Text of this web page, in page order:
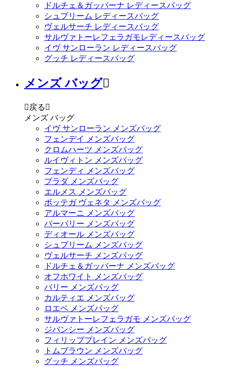
ドルチェ＆ガッバーナ レディースバッグ
シュプリーム レディースバッグ
ヴェルサーチ レディースバッグ
サルヴァトーレフェラガモレディースバッグ
イヴ サンローラン レディースバッグ
グッチ レディースバッグ
メンズ バッグ
 戻る 
メンズ バッグ
イヴ サンローラン メンズバッグ
フェンデイ メンズバッグ
クロムハーツ メンズバッグ
ルイヴィトン メンズバッグ
フェンディ メンズバッグ
プラダ メンズバッグ
エルメス メンズバッグ
ボッテガ ヴェネタ メンズバッグ
アルマーニ メンズバッグ
バーバリー メンズバッグ
ディオール メンズバッグ
シュプリーム メンズバッグ
ヴェルサーチ メンズバッグ
ドルチェ＆ガッバーナ メンズバッグ
オフホワイト メンズバッグ
バリー メンズバッグ
カルティエ メンズバッグ
ロエベ メンズバッグ
サルヴァトーレフェラガモ メンズバッグ
ジバンシー メンズバッグ
フィリッププレイン メンズバッグ
トムブラウン メンズバッグ
グッチ メンズバッグ